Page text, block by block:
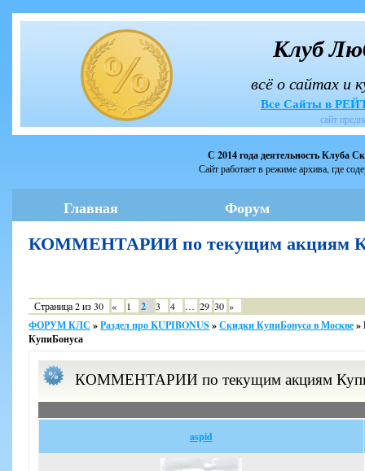
Клуб
всё о сайтах и
Все Сайты в
сайт
С 2014 года деятельность Клуба
Сайт работает в режиме архива, где
Главная Форум
КОММЕНТАРИИ по текущим акциям
Страница2из30 « 1 2 3 4 … 29 30 »
ФОРУМ КЛС »Раздел про KUPIBONUS»Скидки КупиБонуса в Москве»
КупиБонуса
КОММЕНТАРИИ по текущим акциям
aspid